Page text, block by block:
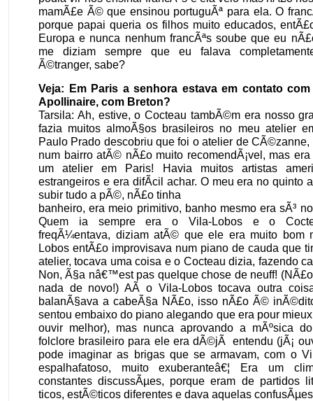
mamÃ£e Ã© que ensinou portuguÃª para ela. O
porque papai queria os filhos muito educados,
Europa e nunca nenhum francÃªs soube que eu
me diziam sempre que eu falava
Ã©tranger, sabe?
Veja: Em Paris a senhora estava em contato
Apollinaire, com Breton?
Tarsila: Ah, estive, o Cocteau tambÃ©m era nosso
fazia muitos almoÃ§os brasileiros no meu atelier
Paulo Prado descobriu que foi o atelier de CÃ©zanne,
num bairro atÃ© nÃ£o muito recomendÃ¡vel, mas
um atelier em Paris! Havia muitos artistas
estrangeiros e era difÃ­cil achar. O meu era no quinto
subir tudo a pÃ©, nÃ£o tinha
banheiro, era meio primitivo, banho mesmo era sÃ³
Quem ia sempre era o Vila-Lobos e o
freqÃ¼entava, diziam atÃ© que ele era muito bom
Lobos entÃ£o improvisava num piano de cauda que
atelier, tocava uma coisa e o Cocteau dizia, fazendo
Non, Ã§a nâ€™est pas quelque chose de neuff!
nada de novo!) AÃ­ o Vila-Lobos tocava outra
balanÃ§ava a cabeÃ§a NÃ£o, isso nÃ£o Ã©
sentou embaixo do piano alegando que era pour
ouvir melhor), mas nunca aprovando a mÃºsica
folclore brasileiro para ele era dÃ©jÃ entendu (jÃ¡
pode imaginar as brigas que se armavam, com o
espalhafatoso, muito exuberanteâ€¦ Era um
constantes discussÃµes, porque eram de partidos
ticos, estÃ©ticos diferentes e dava aquelas confusÃµes